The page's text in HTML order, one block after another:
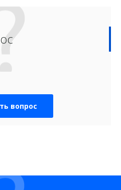
вопрос